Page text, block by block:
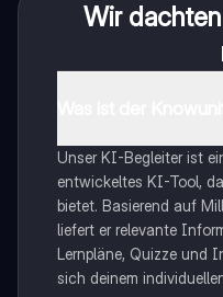
Wir
Unser KI-Begleiter ist
entwickeltes KI-Tool,
bietet. Basierend auf
liefert er relevante
Lernpläne, Quizze und
sich deinem